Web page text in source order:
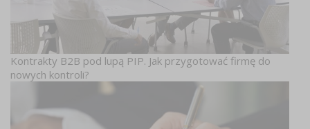
Kontrakty B2B pod lupą PIP. Jak przygotować firmę do
nowych kontroli?